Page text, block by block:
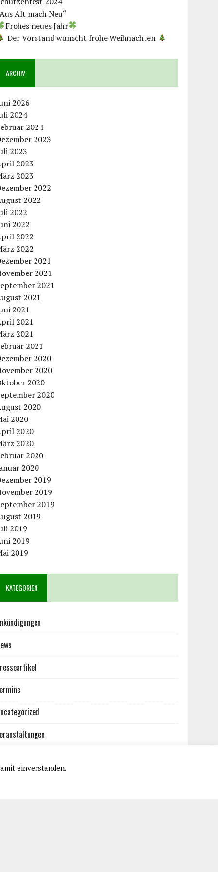
Alt mach Neu“
Frohes neues Jahr
Der Vorstand wünscht frohe Weihnachten
ARCHIV
2026
2024
2024
2023
2023
2023
2023
2022
2022
2022
2022
2022
2022
2021
2021
2021
2021
2021
2021
2021
2021
2020
2020
2020
2020
2020
2020
2020
2020
2020
2020
2019
2019
2019
2019
2019
2019
2019
KATEGORIEN
einverstanden.